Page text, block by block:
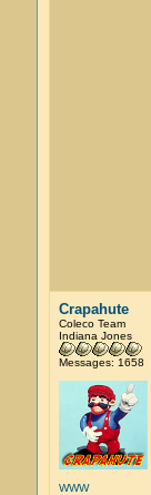
Crapahute
Coleco Team
Indiana Jones
Messages: 1658
WWW